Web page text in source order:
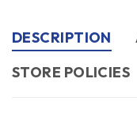
DESCRIPTION
STORE POLICIES